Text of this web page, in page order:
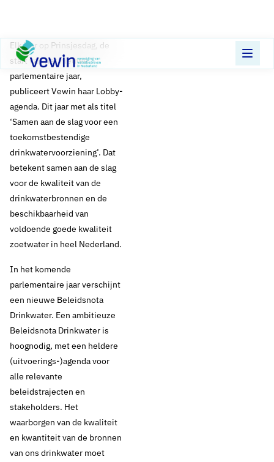
Direct naar content
Terug naar de startpagina
Elk jaar op Prinsjesdag, de
start van het nieuwe
parlementaire jaar,
publiceert Vewin haar Lobby-
agenda. Dit jaar met als titel
‘Samen aan de slag voor een
toekomstbestendige
drinkwatervoorziening’. Dat
betekent samen aan de slag
voor de kwaliteit van de
drinkwaterbronnen en de
beschikbaarheid van
voldoende goede kwaliteit
zoetwater in heel Nederland.
In het komende
parlementaire jaar verschijnt
een nieuwe Beleidsnota
Drinkwater. Een ambitieuze
Beleidsnota Drinkwater is
hoognodig, met een heldere
(uitvoerings-)agenda voor
alle relevante
beleidstrajecten en
stakeholders. Het
waarborgen van de kwaliteit
en kwantiteit van de bronnen
van ons drinkwater moet